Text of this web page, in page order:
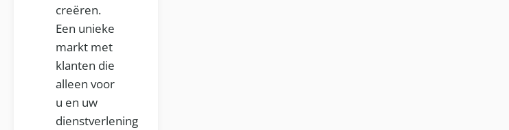
creëren.
Een unieke
markt met
klanten die
alleen voor
u en uw
dienstverlening